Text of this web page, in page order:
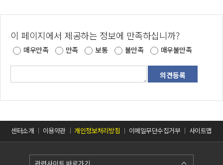
이 페이지에서 제공하는 정보에 만족하십니까?
매우만족 만족 보통 불만족 매우불만족
센터소개 이용약관 개인정보처리방침 이메일무단수집거부 사이트맵